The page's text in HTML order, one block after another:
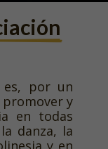
es, por un
y
en todas
danza, la